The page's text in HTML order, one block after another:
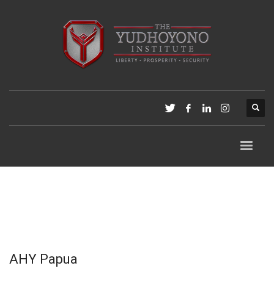
AHY Papua